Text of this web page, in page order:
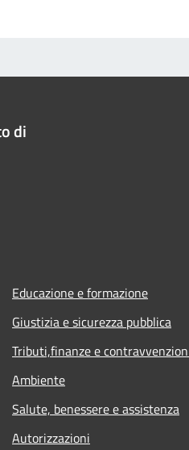
di
Educazione e formazione
Giustizia e sicurezza pubblica
Tributi,finanze e
Ambiente
Salute, benessere e assistenza
Autorizzazioni